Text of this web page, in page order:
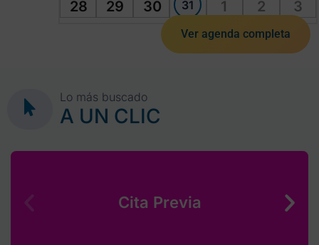
28 29 30 31 1 2 3
Ver agenda completa
Lo más buscado
A UN CLIC
Cita Previa